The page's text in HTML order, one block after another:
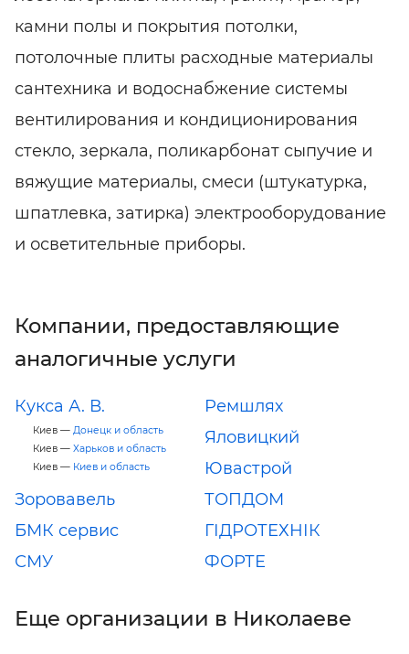
камни полы и покрытия потолки,
потолочные плиты расходные материалы
сантехника и водоснабжение системы
вентилирования и кондиционирования
стекло, зеркала, поликарбонат сыпучие и
вяжущие материалы, смеси (штукатурка,
шпатлевка, затирка) электрооборудование
и осветительные приборы.
Компании, предоставляющие
аналогичные услуги
Кукса А. В.
Киев — Донецк и область
Киев — Харьков и область
Киев — Киев и область
Ремшлях
Яловицкий
Ювастрой
Зоровавель
ТОПДОМ
БМК сервис
ГІДРОТЕХНІК
СМУ
ФОРТЕ
Еще организации в Николаеве